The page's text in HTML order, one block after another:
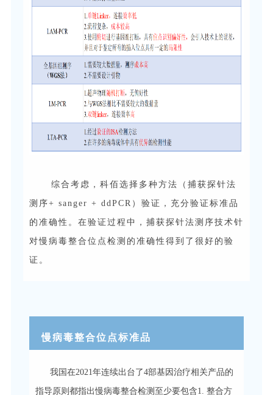
综合考虑，科佰选择多种方法（捕获探针法
测序+ sanger + ddPCR）验证，充分验证标准品
的准确性。在验证过程中，捕获探针法测序技术针
对慢病毒整合位点检测的准确性得到了很好的验
证。
慢病毒整合位点标准品
我国在2021年连续出台了4部基因治疗相关产品的
指导原则都指出慢病毒整合检测至少要包含1. 整合方